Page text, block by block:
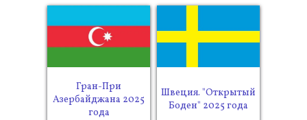
Гран-При
Азербайджана 2025
года
Швеция. "Открытый
Боден" 2025 года